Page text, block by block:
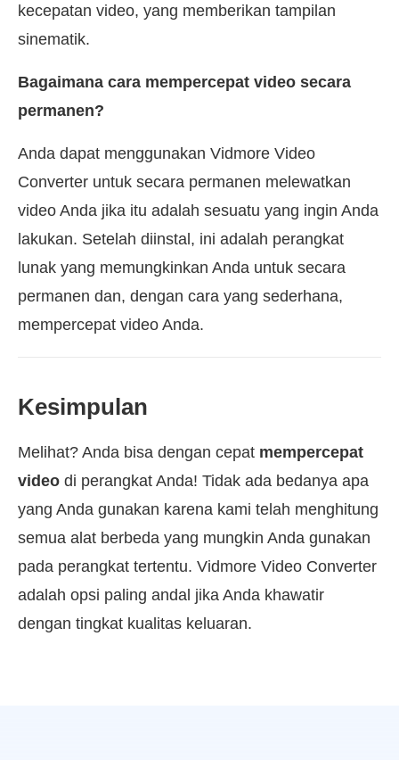
kecepatan video, yang memberikan tampilan
sinematik.
Bagaimana cara mempercepat video secara
permanen?
Anda dapat menggunakan Vidmore Video
Converter untuk secara permanen melewatkan
video Anda jika itu adalah sesuatu yang ingin Anda
lakukan. Setelah diinstal, ini adalah perangkat
lunak yang memungkinkan Anda untuk secara
permanen dan, dengan cara yang sederhana,
mempercepat video Anda.
Kesimpulan
Melihat? Anda bisa dengan cepat mempercepat
video di perangkat Anda! Tidak ada bedanya apa
yang Anda gunakan karena kami telah menghitung
semua alat berbeda yang mungkin Anda gunakan
pada perangkat tertentu. Vidmore Video Converter
adalah opsi paling andal jika Anda khawatir
dengan tingkat kualitas keluaran.